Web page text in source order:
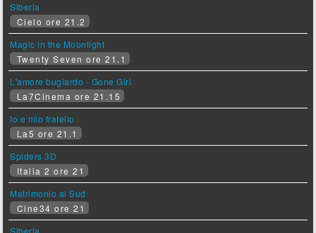
Siberia
Cielo ore 21.2
Magic in the Moonlight
Twenty Seven ore 21.1
L'amore bugiardo - Gone Girl
La7Cinema ore 21.15
Io e mio fratello
La5 ore 21.1
Spiders 3D
Italia 2 ore 21
Matrimonio al Sud
Cine34 ore 21